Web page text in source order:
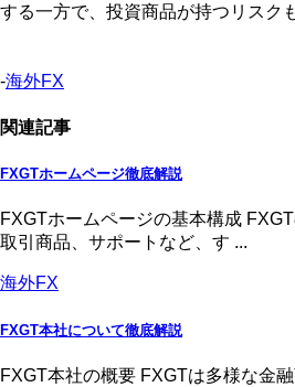
する一方で、投資商品が持つリスク
-海外FX
関連記事
FXGTホームページ徹底解説
FXGTホームページの基本構成
取引商品、サポートなど、す ...
海外FX
FXGT本社について徹底解説
FXGT本社の概要 FXGTは多様な金